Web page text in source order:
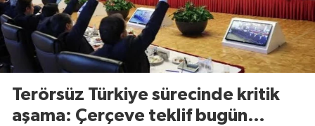
Terörsüz Türkiye sürecinde kritik
aşama: Çerçeve teklif bugün